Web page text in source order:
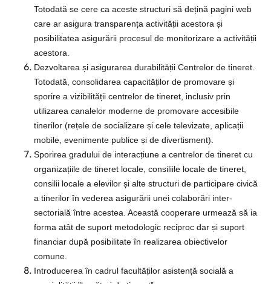
Totodată se cere ca aceste structuri să dețină pagini web
care ar asigura transparența activității acestora și
posibilitatea asigurării procesul de monitorizare a activității
acestora.
Dezvoltarea și asigurarea durabilității Centrelor de tineret.
Totodată, consolidarea capacităților de promovare și
sporire a vizibilității centrelor de tineret, inclusiv prin
utilizarea canalelor moderne de promovare accesibile
tinerilor (rețele de socializare și cele televizate, aplicații
mobile, evenimente publice și de divertisment).
Sporirea gradului de interacțiune a centrelor de tineret cu
organizațiile de tineret locale, consiliile locale de tineret,
consilii locale a elevilor și alte structuri de participare civică
a tinerilor în vederea asigurării unei colaborări inter-
sectorială între acestea. Această cooperare urmează să ia
forma atât de suport metodologic reciproc dar și suport
financiar după posibilitate în realizarea obiectivelor
comune.
Introducerea în cadrul facultăților asistență socială a